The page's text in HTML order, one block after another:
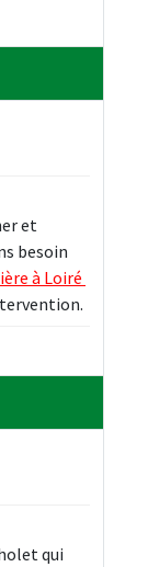
et
besoin
à Loiré
qui